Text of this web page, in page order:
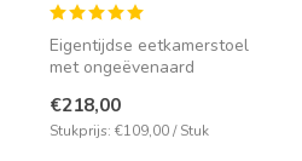
Eigentijdse eetkamerstoel
met ongeëvenaard
nieuwste ...
€218,00
Stukprijs: €109,00 / Stuk